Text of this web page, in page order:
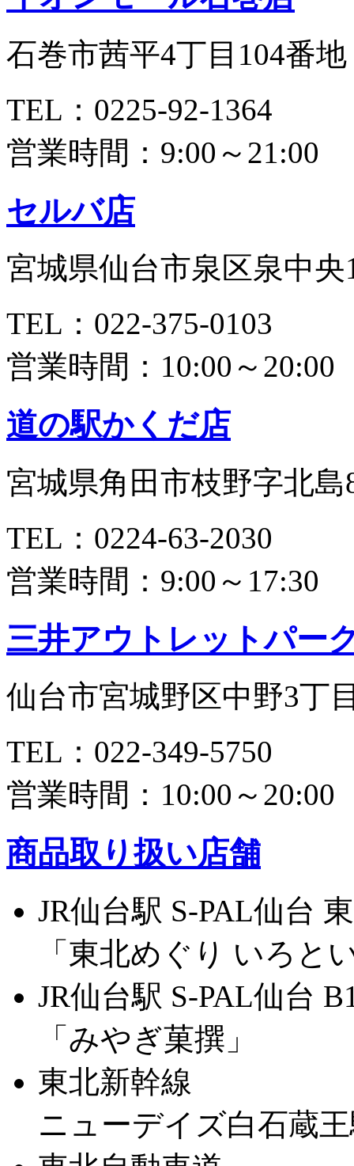
石巻市茜平4丁目104番地
TEL：0225-92-1364
営業時間：9:00～21:00
セルバ店
宮城県仙台市泉区泉中央
TEL：022-375-0103
営業時間：10:00～20:00
道の駅かくだ店
宮城県角田市枝野字北島
TEL：0224-63-2030
営業時間：9:00～17:30
三井アウトレットパー
仙台市宮城野区中野3丁
TEL：022-349-5750
営業時間：10:00～20:00
商品取り扱い店舗
JR仙台駅 S-PAL仙台
「東北めぐり いろと
JR仙台駅 S-PAL仙台
「みやぎ菓撰」
東北新幹線
ニューデイズ白石蔵